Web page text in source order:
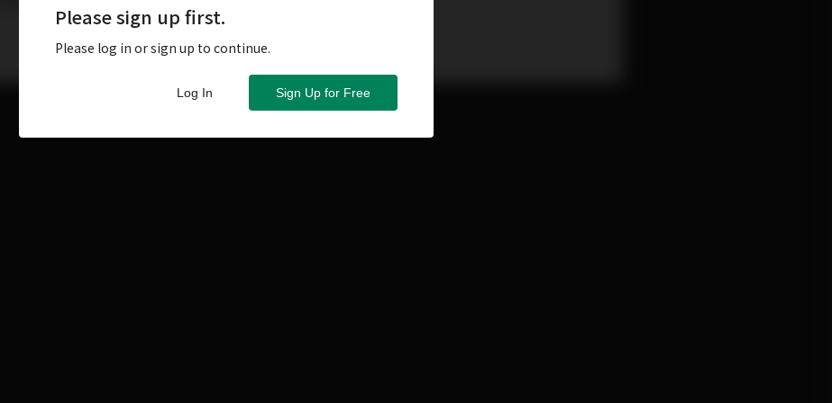
Please sign up first.
Please log in or sign up to continue.
Sign Up for Free
Log In